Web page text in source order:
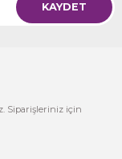
KAYDET
Siparişleriniz için